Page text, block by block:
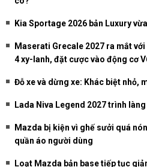
Kia Sportage 2026 bản Luxury
Maserati Grecale 2027 ra mắt
4 xy-lanh, đặt cược vào động cơ
Đỗ xe và dừng xe: Khác biệt nhỏ,
Lada Niva Legend 2027 trình làng
Mazda bị kiện vì ghế sưởi quá
quần áo người dùng
Loạt Mazda bản base tiếp tục